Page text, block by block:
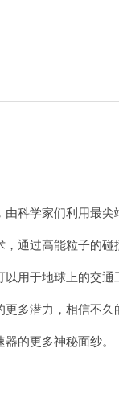
学家们利用最尖
过高能粒子的碰
于地球上的交通
潜力，相信不久
的更多神秘面纱。